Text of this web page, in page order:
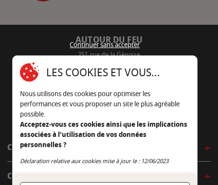
AUTOUR DU FEU
251 rue de la Génoise
05 45 22 98 09
Nous envoyer un e-mail
CÔTÉ OUTDOOR
CÔTÉ INDOOR
Continuer sans accepter
LES COOKIES ET VOUS...
Nous utilisons des cookies pour optimiser les
performances et vous proposer un site le plus agréable
possible.
Acceptez-vous ces cookies ainsi que les implications
associées à l'utilisation de vos données
personnelles ?
Déclaration relative aux cookies mise à jour le : 12/06/2023
Continuer sans accepter